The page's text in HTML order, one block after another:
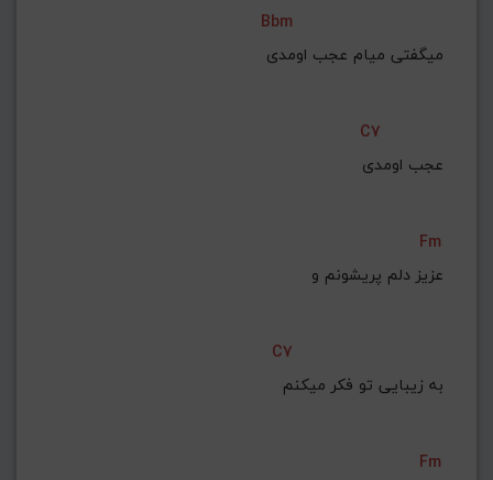
Bbm
میگفتی میام عجب اومدی
C7
عجب اومدی
Fm
عزیز دلم پریشونم و
C7
به زیبایی تو فکر میکنم
Fm